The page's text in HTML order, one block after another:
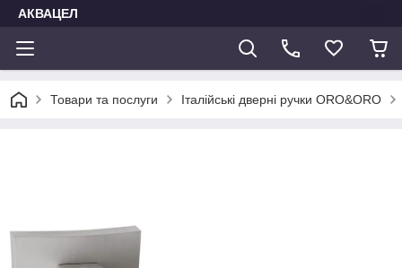
АКВАЦЕЛ
Товари та послуги Італійські дверні ручки ORO&ORO